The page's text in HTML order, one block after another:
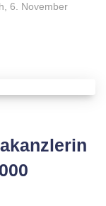
6. November